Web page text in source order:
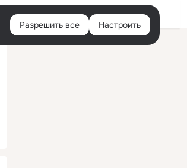
Войти
Разрешить все Настроить